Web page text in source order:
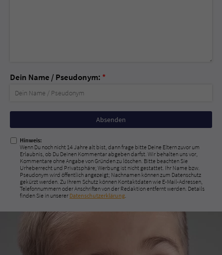
Dein Name / Pseudonym: *
Nicht
ausfüllen!
Hinweis:
Wenn Du noch nicht 14 Jahre alt bist, dann frage bitte Deine Eltern zuvor um
Erlaubnis, ob Du Deinen Kommentar abgeben darfst. Wir behalten uns vor,
Kommentare ohne Angabe von Gründen zu löschen. Bitte beachten Sie
Urheberrecht und Privatsphäre; Werbung ist nicht gestattet. Ihr Name bzw.
Pseudonym wird öffentlich angezeigt; Nachnamen können zum Datenschutz
gekürzt werden. Zu Ihrem Schutz können Kontaktdaten wie E-Mail-Adressen,
Telefonnummern oder Anschriften von der Redaktion entfernt werden. Details
finden Sie in unserer Datenschutzerklärung.